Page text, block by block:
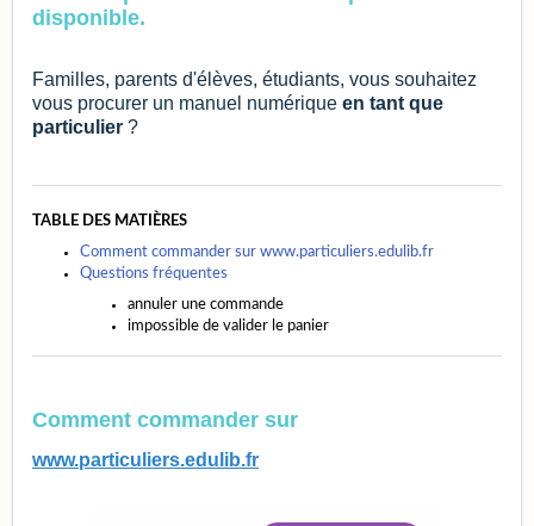
disponible.
Familles, parents d'élèves, étudiants, vous souhaitez
vous procurer un manuel numérique en tant que
particulier ?
TABLE DES MATIÈRES
Comment commander sur www.particuliers.edulib.fr
Questions fréquentes
annuler une commande
impossible de valider le panier
Comment commander sur
www.particuliers.edulib.fr